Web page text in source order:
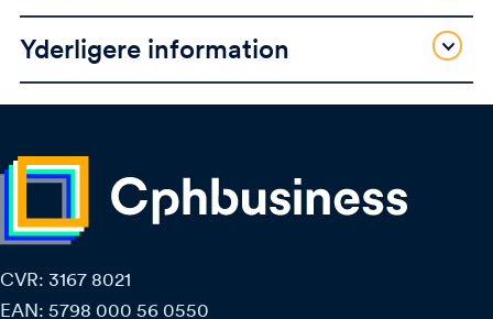
Yderligere information
CVR: 3167 8021
EAN: 5798 000 56 0550